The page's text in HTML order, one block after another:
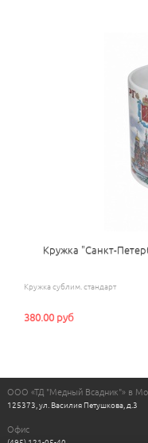
Кружка "Санкт-
Кружка сублим. стандарт
380.00 руб
ООО «ТД "Медный Всадник"» в
125373, ул. Василия Петушкова, д.3
Офис